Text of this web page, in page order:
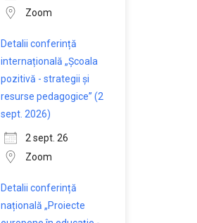
Zoom
Detalii conferință
internațională „Școala
pozitivă - strategii și
resurse pedagogice” (2
sept. 2026)
2 sept. 26
Zoom
Detalii conferință
națională „Proiecte